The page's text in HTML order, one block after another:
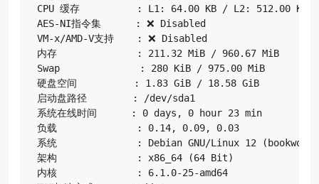
CPU 缓存          : L1: 64.00 KB / L2: 512.00 KB /
AES-NI指令集      : ❌ Disabled
VM-x/AMD-V支持    : ❌ Disabled
内存              : 211.32 MiB / 960.67 MiB
Swap              : 280 KiB / 975.00 MiB
硬盘空间          : 1.83 GiB / 18.58 GiB
启动盘路径        : /dev/sda1
系统在线时间      : 0 days, 0 hour 23 min
负载              : 0.14, 0.09, 0.03
系统              : Debian GNU/Linux 12 (bookworm)
架构              : x86_64 (64 Bit)
内核              : 6.1.0-25-amd64